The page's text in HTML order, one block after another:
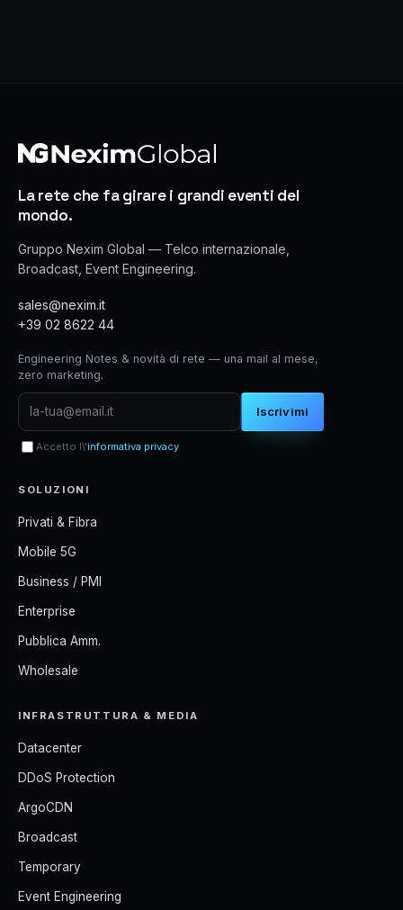
La rete che fa girare i grandi eventi del
mondo.
Gruppo Nexim Global — Telco internazionale,
Broadcast, Event Engineering.
sales@nexim.it
+39 02 8622 44
Engineering Notes & novità di rete — una mail al mese,
zero marketing.
Iscrivimi
Accetto l\'informativa privacy
SOLUZIONI
Privati & Fibra
Mobile 5G
Business / PMI
Enterprise
Pubblica Amm.
Wholesale
INFRASTRUTTURA & MEDIA
Datacenter
DDoS Protection
ArgoCDN
Broadcast
Temporary
Event Engineering